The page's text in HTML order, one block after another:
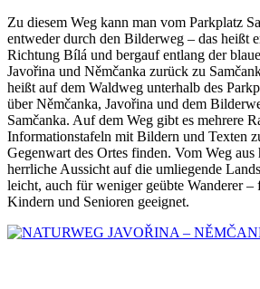
Zu diesem Weg kann man vom Parkplatz
entweder durch den Bilderweg – das heißt
Richtung Bílá und bergauf entlang der
Javořina und Němčanka zurück zu
heißt auf dem Waldweg unterhalb des
über Němčanka, Javořina und dem
Samčanka. Auf dem Weg gibt es mehrere
Informationstafeln mit Bildern und Texten
Gegenwart des Ortes finden. Vom Weg aus
herrliche Aussicht auf die umliegende
leicht, auch für weniger geübte Wanderer
Kindern und Senioren geeignet.